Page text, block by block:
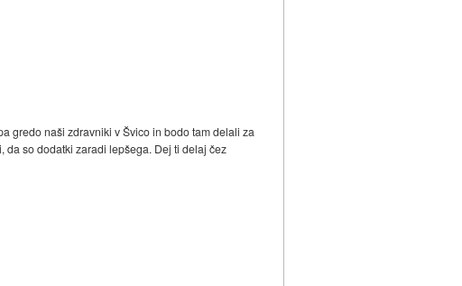
gredo naši zdravniki v Švico in bodo tam delali za
so dodatki zaradi lepšega. Dej ti delaj čez